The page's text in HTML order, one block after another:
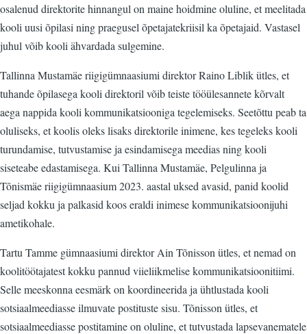
osalenud direktorite hinnangul on maine hoidmine oluline, et meelitada
kooli uusi õpilasi ning praegusel õpetajatekriisil ka õpetajaid. Vastasel
juhul võib kooli ähvardada sulgemine.
Tallinna Mustamäe riigigümnaasiumi direktor Raino Liblik ütles, et
tuhande õpilasega kooli direktoril võib teiste tööülesannete kõrvalt
aega nappida kooli kommunikatsiooniga tegelemiseks. Seetõttu peab ta
oluliseks, et koolis oleks lisaks direktorile inimene, kes tegeleks kooli
turundamise, tutvustamise ja esindamisega meedias ning kooli
siseteabe edastamisega. Kui Tallinna Mustamäe, Pelgulinna ja
Tõnismäe riigigümnaasium 2023. aastal uksed avasid, panid koolid
seljad kokku ja palkasid koos eraldi inimese kommunikatsioonijuhi
ametikohale.
Tartu Tamme gümnaasiumi direktor Ain Tõnisson ütles, et nemad on
koolitöötajatest kokku pannud viieliikmelise kommunikatsioonitiimi.
Selle meeskonna eesmärk on koordineerida ja ühtlustada kooli
sotsiaalmeediasse ilmuvate postituste sisu. Tõnisson ütles, et
sotsiaalmeediasse postitamine on oluline, et tutvustada lapsevanematele